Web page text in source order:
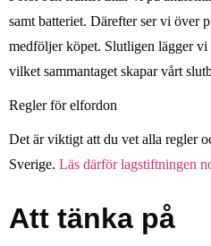
samt batteriet. Därefter ser vi över
medföljer köpet. Slutligen lägger vi
vilket sammantaget skapar vårt
Regler för elfordon
Det är viktigt att du vet alla regler
Sverige. Läs därför lagstiftningen
Att tänka på